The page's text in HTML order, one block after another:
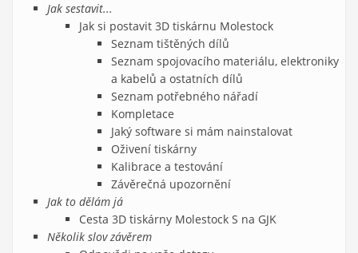
Jak sestavit...
Jak si postavit 3D tiskárnu Molestock
Seznam tištěných dílů
Seznam spojovacího materiálu, elektroniky
a kabelů a ostatních dílů
Seznam potřebného nářadí
Kompletace
Jaký software si mám nainstalovat
Oživení tiskárny
Kalibrace a testování
Závěrečná upozornění
Jak to dělám já
Cesta 3D tiskárny Molestock S na GJK
Několik slov závěrem